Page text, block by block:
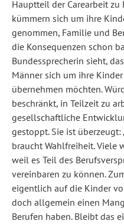
Hauptteil der Carearbeit
kümmern sich um ihre
genommen, Familie und
die Konsequenzen schon
Bundessprecherin sieht,
Männer sich um ihre
übernehmen möchten.
beschränkt, in Teilzeit zu
gesellschaftliche
gestoppt. Sie ist
braucht Wahlfreiheit. Viele
weil es Teil des
vereinbaren zu können.
eigentlich auf die Kinder
doch allgemein einen
Berufen haben. Bleibt das